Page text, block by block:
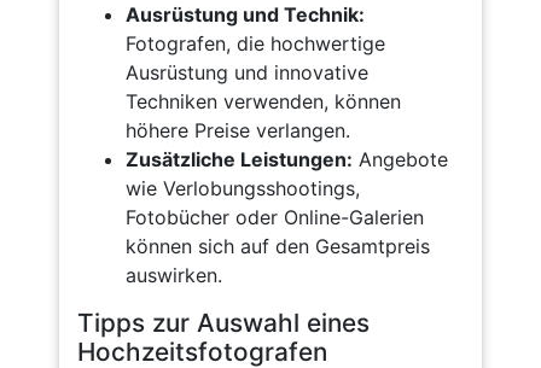
Ausrüstung und Technik:
Fotografen, die hochwertige
Ausrüstung und innovative
Techniken verwenden, können
höhere Preise verlangen.
Zusätzliche Leistungen: Angebote
wie Verlobungsshootings,
Fotobücher oder Online-Galerien
können sich auf den Gesamtpreis
auswirken.
Tipps zur Auswahl eines
Hochzeitsfotografen